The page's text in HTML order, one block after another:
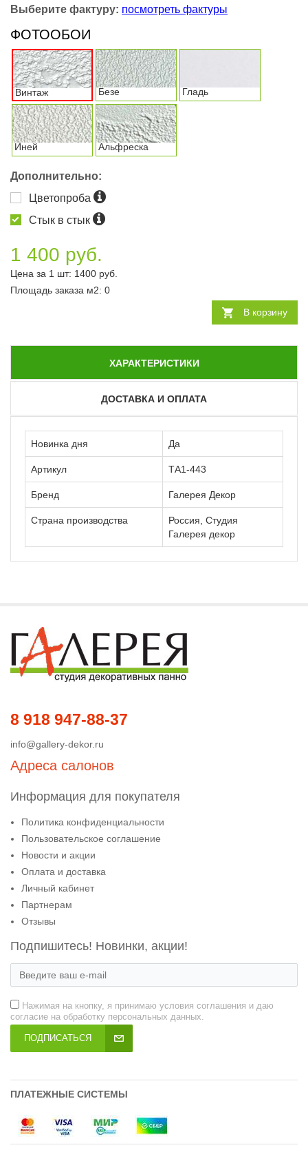
Выберите фактуру: посмотреть фактуры
ФОТООБОИ
Винтаж Безе Гладь
Иней Альфреска
Дополнительно:
Цветопроба
Стык в стык
1 400 руб.
Цена за 1 шт: 1400 руб.
Площадь заказа м2: 0
В корзину
ХАРАКТЕРИСТИКИ
ДОСТАВКА И ОПЛАТА
Новинка дня Да
Артикул ТА1-443
Бренд Галерея Декор
Страна производства
Россия, Студия
Галерея декор
8 918 947-88-37
info@gallery-dekor.ru
Адреса салонов
Информация для покупателя
Политика конфиденциальности
Пользовательское соглашение
Новости и акции
Оплата и доставка
Личный кабинет
Партнерам
Отзывы
Подпишитесь! Новинки, акции!
Нажимая на кнопку, я принимаю условия соглашения и даю
согласие на обработку персональных данных.
ПОДПИСАТЬСЯ
ПЛАТЕЖНЫЕ СИСТЕМЫ